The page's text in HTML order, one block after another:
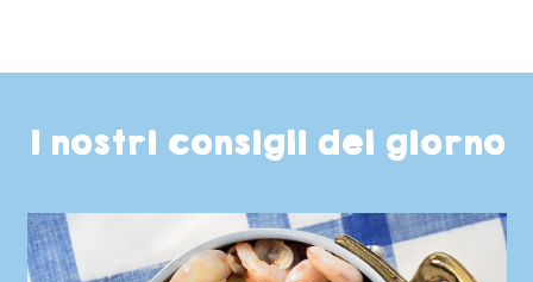
I nostri consigli del giorno